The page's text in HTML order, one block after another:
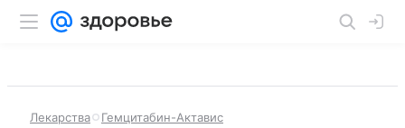
Лекарства Гемцитабин-Актавис